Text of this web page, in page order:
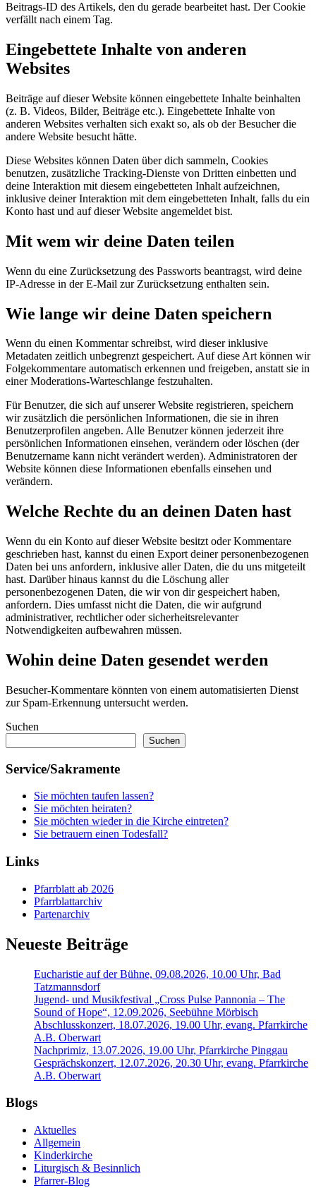
Beitrags-ID des Artikels, den du gerade bearbeitet hast. Der Cookie
verfällt nach einem Tag.
Eingebettete Inhalte von anderen
Websites
Beiträge auf dieser Website können eingebettete Inhalte beinhalten
(z. B. Videos, Bilder, Beiträge etc.). Eingebettete Inhalte von
anderen Websites verhalten sich exakt so, als ob der Besucher die
andere Website besucht hätte.
Diese Websites können Daten über dich sammeln, Cookies
benutzen, zusätzliche Tracking-Dienste von Dritten einbetten und
deine Interaktion mit diesem eingebetteten Inhalt aufzeichnen,
inklusive deiner Interaktion mit dem eingebetteten Inhalt, falls du ein
Konto hast und auf dieser Website angemeldet bist.
Mit wem wir deine Daten teilen
Wenn du eine Zurücksetzung des Passworts beantragst, wird deine
IP-Adresse in der E-Mail zur Zurücksetzung enthalten sein.
Wie lange wir deine Daten speichern
Wenn du einen Kommentar schreibst, wird dieser inklusive
Metadaten zeitlich unbegrenzt gespeichert. Auf diese Art können wir
Folgekommentare automatisch erkennen und freigeben, anstatt sie in
einer Moderations-Warteschlange festzuhalten.
Für Benutzer, die sich auf unserer Website registrieren, speichern
wir zusätzlich die persönlichen Informationen, die sie in ihren
Benutzerprofilen angeben. Alle Benutzer können jederzeit ihre
persönlichen Informationen einsehen, verändern oder löschen (der
Benutzername kann nicht verändert werden). Administratoren der
Website können diese Informationen ebenfalls einsehen und
verändern.
Welche Rechte du an deinen Daten hast
Wenn du ein Konto auf dieser Website besitzt oder Kommentare
geschrieben hast, kannst du einen Export deiner personenbezogenen
Daten bei uns anfordern, inklusive aller Daten, die du uns mitgeteilt
hast. Darüber hinaus kannst du die Löschung aller
personenbezogenen Daten, die wir von dir gespeichert haben,
anfordern. Dies umfasst nicht die Daten, die wir aufgrund
administrativer, rechtlicher oder sicherheitsrelevanter
Notwendigkeiten aufbewahren müssen.
Wohin deine Daten gesendet werden
Besucher-Kommentare könnten von einem automatisierten Dienst
zur Spam-Erkennung untersucht werden.
Suchen
Suchen
Service/Sakramente
Sie möchten taufen lassen?
Sie möchten heiraten?
Sie möchten wieder in die Kirche eintreten?
Sie betrauern einen Todesfall?
Links
Pfarrblatt ab 2026
Pfarrblattarchiv
Partenarchiv
Neueste Beiträge
Eucharistie auf der Bühne, 09.08.2026, 10.00 Uhr, Bad
Tatzmannsdorf
Jugend- und Musikfestival „Cross Pulse Pannonia – The
Sound of Hope“, 12.09.2026, Seebühne Mörbisch
Abschlusskonzert, 18.07.2026, 19.00 Uhr, evang. Pfarrkirche
A.B. Oberwart
Nachprimiz, 13.07.2026, 19.00 Uhr, Pfarrkirche Pinggau
Gesprächskonzert, 12.07.2026, 20.30 Uhr, evang. Pfarrkirche
A.B. Oberwart
Blogs
Aktuelles
Allgemein
Kinderkirche
Liturgisch & Besinnlich
Pfarrer-Blog